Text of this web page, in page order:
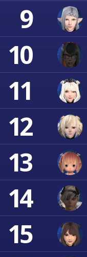
9
10
11
12
13
14
15